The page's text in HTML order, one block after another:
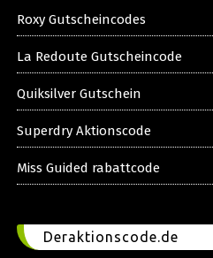
Roxy Gutscheincodes
La Redoute Gutscheincode
Quiksilver Gutschein
Superdry Aktionscode
Miss Guided rabattcode
Deraktionscode.de